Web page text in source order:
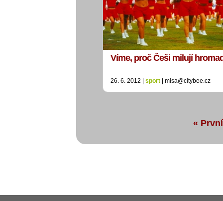
Víme, proč Češi milují
26. 6. 2012 | sport | misa@citybee.cz
« První